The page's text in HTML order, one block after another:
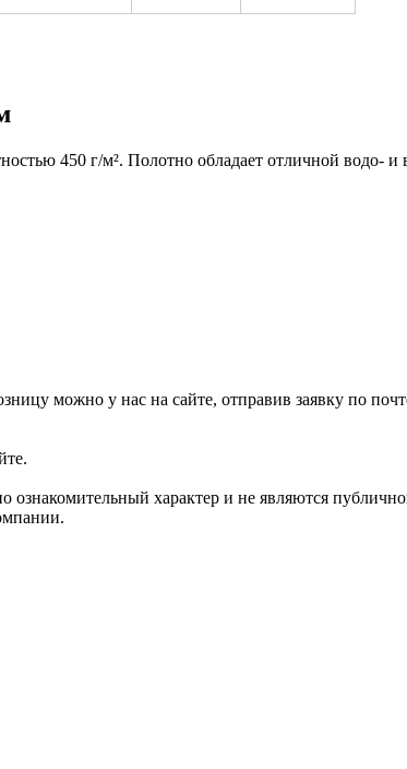
450 г/м². Полотно обладает отличной водо- и
можно у нас на сайте, отправив заявку по
ознакомительный характер и не являются